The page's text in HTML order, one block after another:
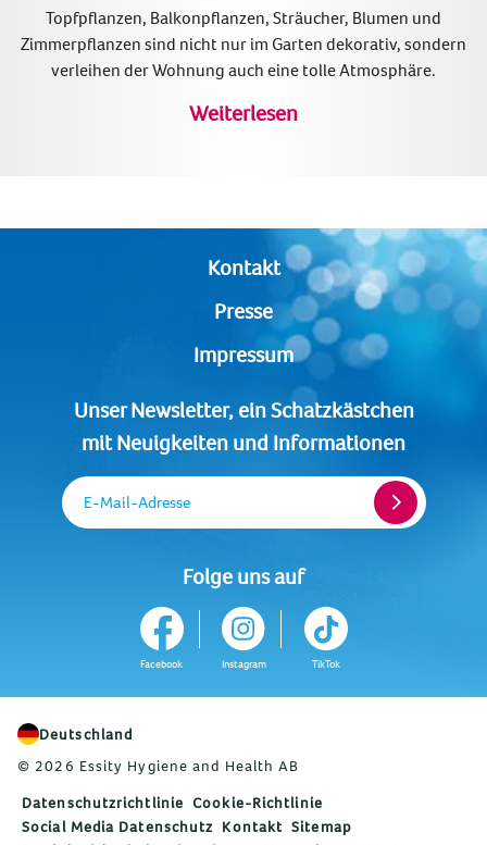
Topfpflanzen, Balkonpflanzen, Sträucher, Blumen und
Zimmerpflanzen sind nicht nur im Garten dekorativ, sondern
verleihen der Wohnung auch eine tolle Atmosphäre.
Weiterlesen
Kontakt
Presse
Impressum
Unser Newsletter, ein Schatzkästchen
mit Neuigkeiten und Informationen
E-Mail-Adresse
Folge uns auf
Facebook Instagram TikTok
Deutschland
© 2026 Essity Hygiene and Health AB
Datenschutzrichtlinie Cookie-Richtlinie
Social Media Datenschutz Kontakt Sitemap